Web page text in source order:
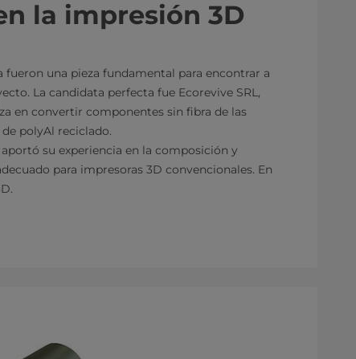
la impresión 3D
fueron una pieza fundamental para encontrar a
La candidata perfecta fue Ecorevive SRL,
en convertir componentes sin fibra de las
polyAl reciclado.
su experiencia en la composición y
para impresoras 3D convencionales. En